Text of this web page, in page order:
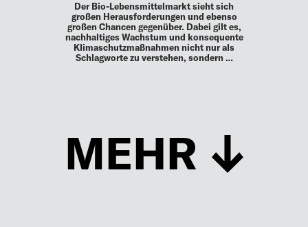
Der Bio-Lebensmittelmarkt sieht sich
großen Herausforderungen und ebenso
großen Chancen gegenüber. Dabei gilt es,
nachhaltiges Wachstum und konsequente
Klimaschutzmaßnahmen nicht nur als
Schlagworte zu verstehen, sondern …
MEHR